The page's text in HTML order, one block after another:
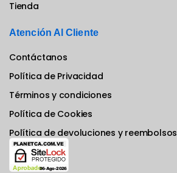
Tienda
Atención Al Cliente
Contáctanos
Política de Privacidad
Términos y condiciones
Política de Cookies
Política de devoluciones y reembolsos